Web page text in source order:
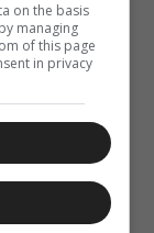
on the basis
managing
of this page
in privacy